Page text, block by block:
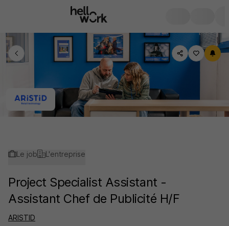
Le job L'entreprise
Project Specialist Assistant -
Assistant Chef de Publicité H/F
ARISTID